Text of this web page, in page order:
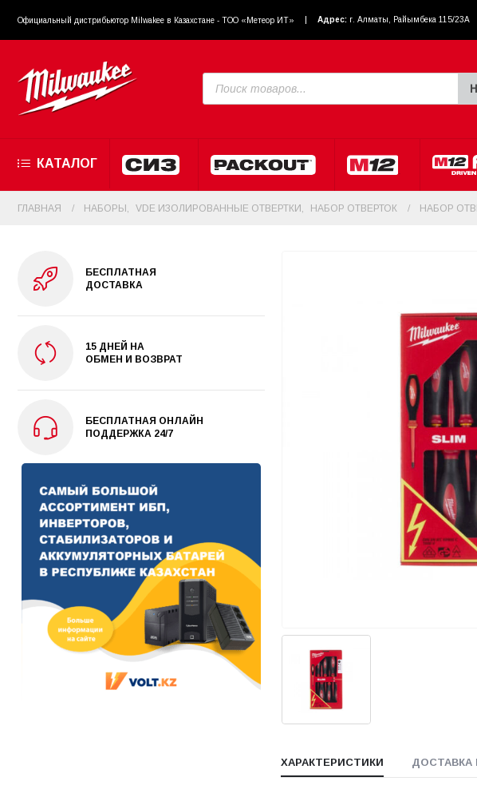
Официальный диcтрибьютор Milwakee в Казахстане - ТОО «Метеор ИТ» Адрес: г. Алматы, Райымбека 115/23A
КАТАЛОГ
ГЛАВНАЯ НАБОРЫ VDE ИЗОЛИРОВАННЫЕ ОТВЕРТКИ НАБОР ОТВЕРТОК НАБОР
ХАРАКТЕРИСТИКИ ДОСТАВКА
БЕСПЛАТНАЯ
ДОСТАВКА
15 ДНЕЙ НА
ОБМЕН И ВОЗВРАТ
БЕСПЛАТНАЯ ОНЛАЙН
ПОДДЕРЖКА 24/7